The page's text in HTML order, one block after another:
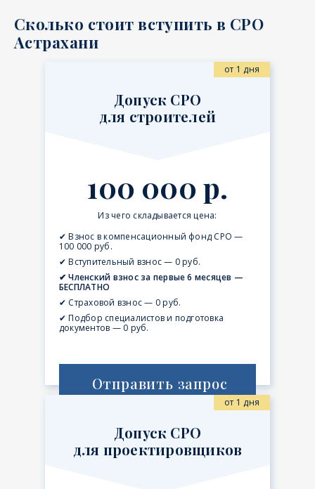
Сколько стоит вступить в СРО
Астрахани
от 1 дня
Допуск СРО
для строителей
100 000 р.
Из чего складывается цена:
✔ Взнос в компенсационный фонд СРО —
100 000 руб.
✔ Вступительный взнос — 0 руб.
✔ Членский взнос за первые 6 месяцев —
БЕСПЛАТНО
✔ Страховой взнос — 0 руб.
✔ Подбор специалистов и подготовка
документов — 0 руб.
Отправить запрос
от 1 дня
Допуск СРО
для проектировщиков